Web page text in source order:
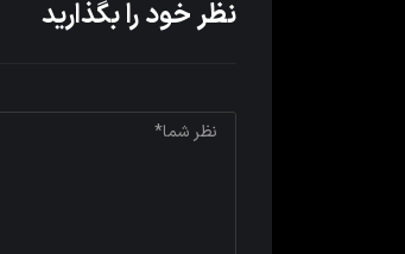
نظر خود را بگذارید